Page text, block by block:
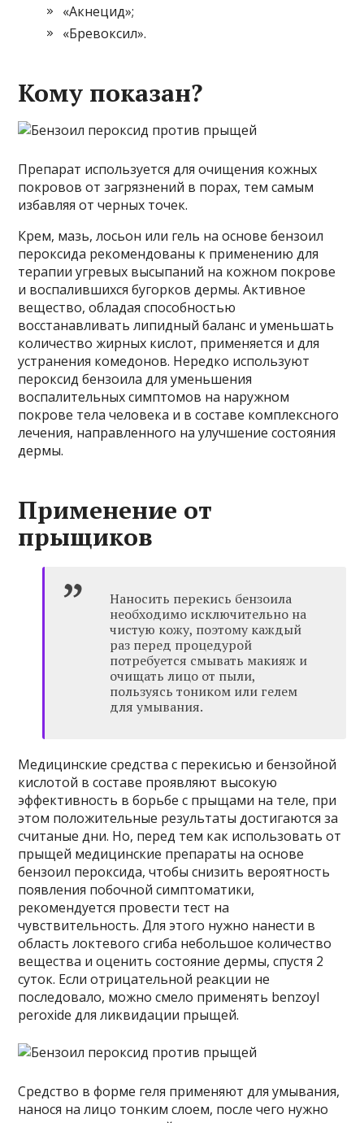
«Акнецид»;
«Бревоксил».
Кому показан?
Препарат используется для очищения кожных
покровов от загрязнений в порах, тем самым
избавляя от черных точек.
Крем, мазь, лосьон или гель на основе бензоил
пероксида рекомендованы к применению для
терапии угревых высыпаний на кожном покрове
и воспалившихся бугорков дермы. Активное
вещество, обладая способностью
восстанавливать липидный баланс и уменьшать
количество жирных кислот, применяется и для
устранения комедонов. Нередко используют
пероксид бензоила для уменьшения
воспалительных симптомов на наружном
покрове тела человека и в составе комплексного
лечения, направленного на улучшение состояния
дермы.
Применение от
прыщиков
Наносить перекись бензоила
необходимо исключительно на
чистую кожу, поэтому каждый
раз перед процедурой
потребуется смывать макияж и
очищать лицо от пыли,
пользуясь тоником или гелем
для умывания.
Медицинские средства с перекисью и бензойной
кислотой в составе проявляют высокую
эффективность в борьбе с прыщами на теле, при
этом положительные результаты достигаются за
считаные дни. Но, перед тем как использовать от
прыщей медицинские препараты на основе
бензоил пероксида, чтобы снизить вероятность
появления побочной симптоматики,
рекомендуется провести тест на
чувствительность. Для этого нужно нанести в
область локтевого сгиба небольшое количество
вещества и оценить состояние дермы, спустя 2
суток. Если отрицательной реакции не
последовало, можно смело применять benzoyl
peroxide для ликвидации прыщей.
Средство в форме геля применяют для умывания,
нанося на лицо тонким слоем, после чего нужно